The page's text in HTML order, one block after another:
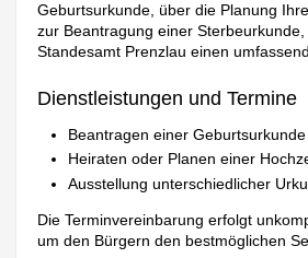
Geburtsurkunde, über die Planung
zur Beantragung einer
Standesamt Prenzlau einen
Dienstleistungen und Termine
Beantragen einer Geburtsurkunde
Heiraten oder Planen einer
Ausstellung unterschiedlicher
Die Terminvereinbarung erfolgt
um den Bürgern den bestmöglichen